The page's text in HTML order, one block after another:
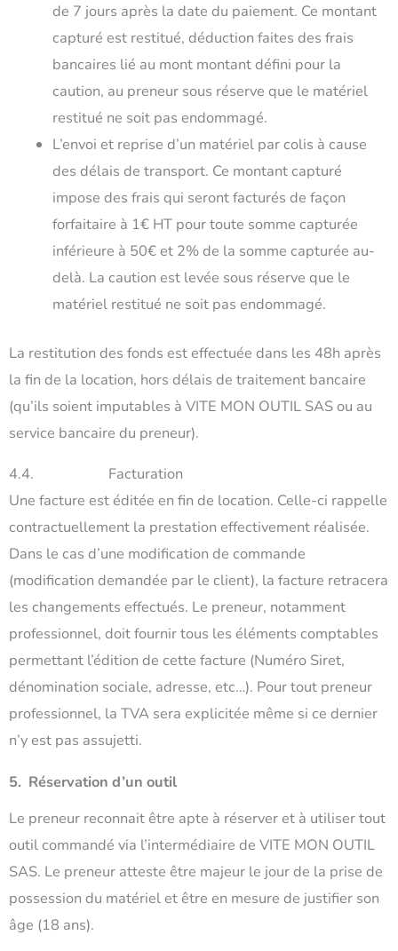
de 7 jours après la date du paiement. Ce montant
capturé est restitué, déduction faites des frais
bancaires lié au mont montant défini pour la
caution, au preneur sous réserve que le matériel
restitué ne soit pas endommagé.
L’envoi et reprise d’un matériel par colis à cause
des délais de transport. Ce montant capturé
impose des frais qui seront facturés de façon
forfaitaire à 1€ HT pour toute somme capturée
inférieure à 50€ et 2% de la somme capturée au-
delà. La caution est levée sous réserve que le
matériel restitué ne soit pas endommagé.
La restitution des fonds est effectuée dans les 48h après
la fin de la location, hors délais de traitement bancaire
(qu’ils soient imputables à VITE MON OUTIL SAS ou au
service bancaire du preneur).
4.4. Facturation
Une facture est éditée en fin de location. Celle-ci rappelle
contractuellement la prestation effectivement réalisée.
Dans le cas d’une modification de commande
(modification demandée par le client), la facture retracera
les changements effectués. Le preneur, notamment
professionnel, doit fournir tous les éléments comptables
permettant l’édition de cette facture (Numéro Siret,
dénomination sociale, adresse, etc…). Pour tout preneur
professionnel, la TVA sera explicitée même si ce dernier
n’y est pas assujetti.
5. Réservation d’un outil
Le preneur reconnait être apte à réserver et à utiliser tout
outil commandé via l’intermédiaire de VITE MON OUTIL
SAS. Le preneur atteste être majeur le jour de la prise de
possession du matériel et être en mesure de justifier son
âge (18 ans).